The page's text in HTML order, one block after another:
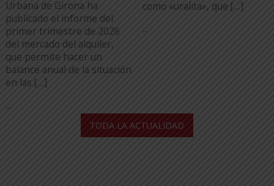
Urbana de Girona ha
publicado el informe del
primer trimestre de 2026
del mercado del alquiler,
que permite hacer un
balance anual de la situación
en las […]
...
como «uralita», que […]
...
TODA LA ACTUALIDAD